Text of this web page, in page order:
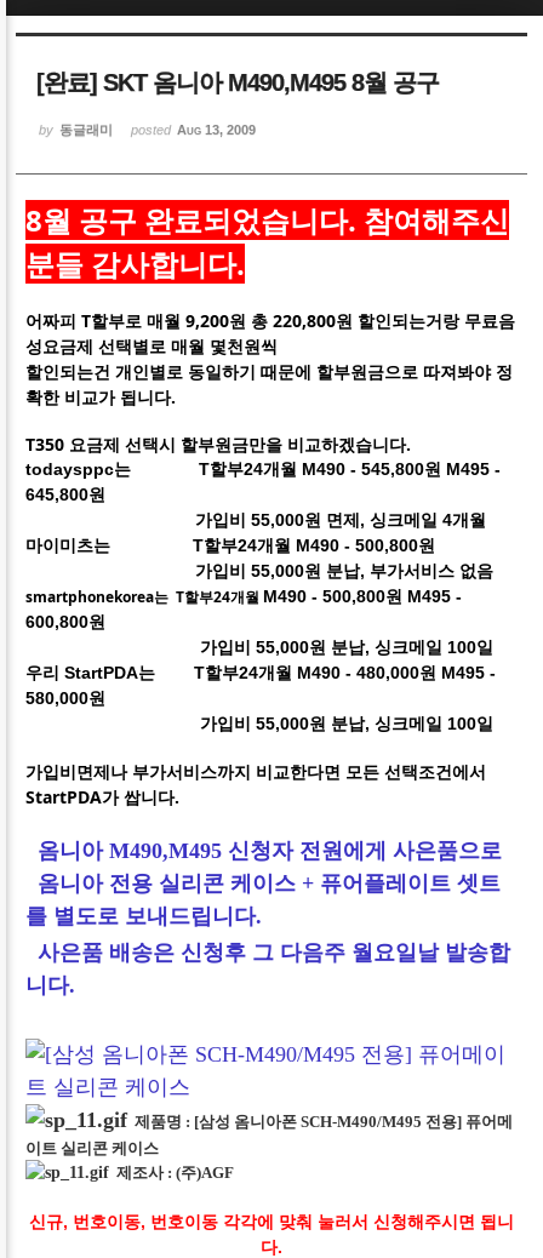
[완료] SKT 옴니아 M490,M495 8월 공구
by 동글래미 posted Aug 13, 2009
8월 공구 완료되었습니다. 참여해주신
분들 감사합니다.
어짜피 T할부로 매월 9,200원 총 220,800원 할인되는거랑 무료음
성요금제 선택별로 매월 몇천원씩
할인되는건 개인별로 동일하기 때문에 할부원금으로 따져봐야 정
확한 비교가 됩니다.
T350 요금제 선택시 할부원금만을 비교하겠습니다.
todaysppc는 T할부24개월 M490 - 545,800원 M495 -
645,800원
가입비 55,000원 면제, 싱크메일 4개월
마이미츠는 T할부24개월 M490 - 500,800원
가입비 55,000원 분납, 부가서비스 없음
smartphonekorea는 T할부24개월 M490 - 500,800원 M495 -
600,800원
가입비 55,000원 분납, 싱크메일 100일
우리 StartPDA는 T할부24개월 M490 - 480,000원 M495 -
580,000원
가입비 55,000원 분납, 싱크메일 100일
가입비면제나 부가서비스까지 비교한다면 모든 선택조건에서
StartPDA가 쌉니다.
옴니아 M490,M495 신청자 전원에게 사은품으로
옴니아전용 실리콘 케이스 + 퓨어플레이트 셋트
를 별도로 보내드립니다.
사은품 배송은 신청후 그 다음주 월요일날 발송합
니다.
제품명 : [삼성 옴니아폰 SCH-M490/M495 전용] 퓨어메
이트 실리콘 케이스
제조사 :(주)AGF
신규, 번호이동, 번호이동 각각에 맞춰 눌러서 신청해주시면 됩니
다.
Sketchbook5, 스케치북5
Sketchbook5, 스케치북5
Sketchbook5, 스케치북5
Sketchbook5, 스케치북5